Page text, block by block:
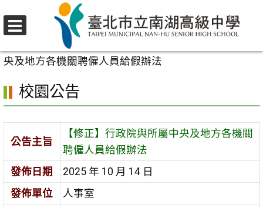
至
要
區
校園公告
央及地方各機關聘僱人員給假辦法
校園公告
公告主旨
【修正】行政院與所屬中央及地方各機關
聘僱人員給假辦法
發佈日期
2025 年 10 月 14 日
發佈單位
人事室
選
單